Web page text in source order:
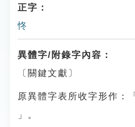
正字：
㤏
異體字/附錄字內容：
〔關鍵文獻〕
原異體字表所收字形作：「
」。